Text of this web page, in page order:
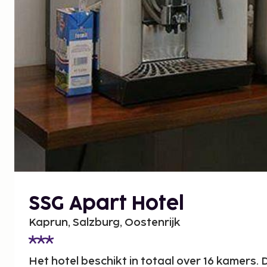
SSG Apart Hotel
Kaprun, Salzburg, Oostenrijk
Het hotel beschikt in totaal over 16 kamers.